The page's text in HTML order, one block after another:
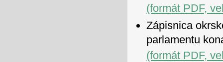
(formát PDF,
Zápisnica
parlamentu
(formát PDF,